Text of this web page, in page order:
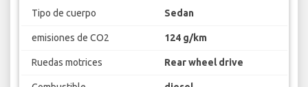
Tipo de cuerpo Sedan
emisiones de CO2 124 g/km
Ruedas motrices Rear wheel drive